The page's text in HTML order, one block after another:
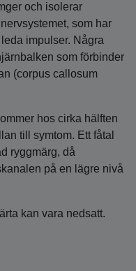
och isolerar
som har
impulser. Några
som förbinder
(corpus callosum
hos cirka hälften
till symtom. Ett fåtal
ryggmärg, då
på en lägre nivå
kan vara nedsatt.